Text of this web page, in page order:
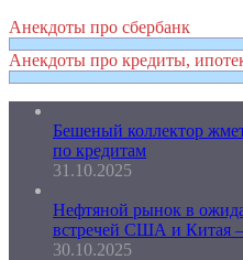
Анекдоты про сбербанк
Анекдоты про кредиты,
Бешеный коллектор
по кредитам
31.10.2025
Нефтяной рынок в
встречей США и Китая
30.10.2025